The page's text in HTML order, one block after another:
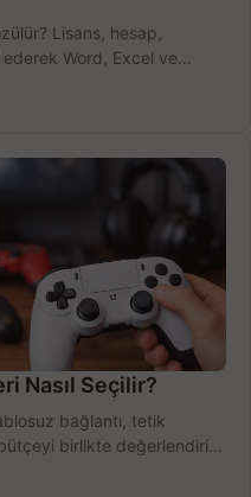
Lisans, hesap,
ederek Word, Excel ve
Nasıl Seçilir?
bağlantı, tetik
birlikte değerlendirin;